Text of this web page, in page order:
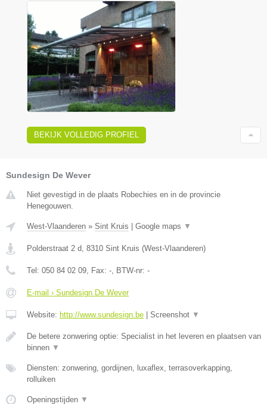
BEKIJK VOLLEDIG PROFIEL
Sundesign De Wever
Niet gevestigd in de plaats Robechies en in de provincie
Henegouwen.
West-Vlaanderen » Sint Kruis Google maps ▼
Polderstraat 2 d, 8310 Sint Kruis (West-Vlaanderen)
Tel: 050 84 02 09, Fax: -, BTW-nr: -
E-mail › Sundesign De Wever
Website: http://www.sundesign.be Screenshot ▼
De betere zonwering optie: Specialist in het leveren en plaatsen van
binnen ▼
Diensten: zonwering, gordijnen, luxaflex, terrasoverkapping,
rolluiken
Openingstijden ▼